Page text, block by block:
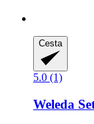
Cesta
5.0 (1)
Weleda